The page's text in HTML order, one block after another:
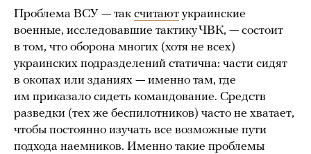
Проблема ВСУ — так считают украинские
военные, исследовавшие тактику ЧВК, — состоит
в том, что оборона многих (хотя не всех)
украинских подразделений статична: части сидят
в окопах или зданиях — именно там, где
им приказало сидеть командование. Средств
разведки (тех же беспилотников) часто не хватает,
чтобы постоянно изучать все возможные пути
подхода наемников. Именно такие проблемы